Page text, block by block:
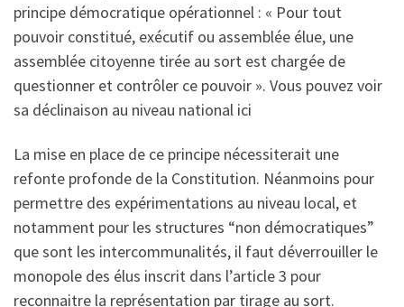
principe démocratique opérationnel : « Pour tout
pouvoir constitué, exécutif ou assemblée élue, une
assemblée citoyenne tirée au sort est chargée de
questionner et contrôler ce pouvoir ». Vous pouvez voir
sa déclinaison au niveau national ici
La mise en place de ce principe nécessiterait une
refonte profonde de la Constitution. Néanmoins pour
permettre des expérimentations au niveau local, et
notamment pour les structures “non démocratiques”
que sont les intercommunalités, il faut déverrouiller le
monopole des élus inscrit dans l’article 3 pour
reconnaitre la représentation par tirage au sort.